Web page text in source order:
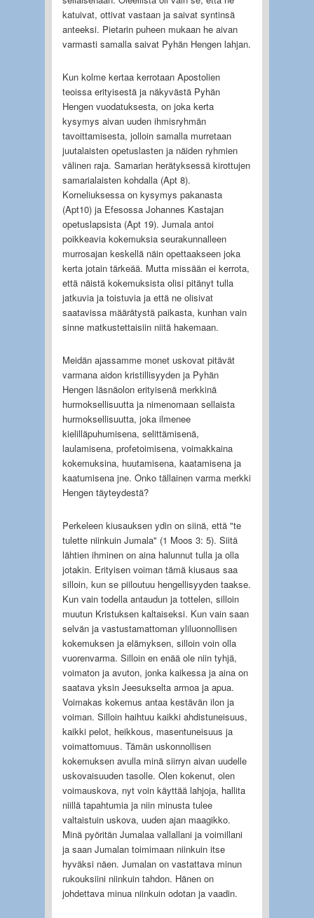
katuivat, ottivat vastaan ja saivat syntinsä
anteeksi. Pietarin puheen mukaan he aivan
varmasti samalla saivat Pyhän Hengen lahjan.
Kun kolme kertaa kerrotaan Apostolien
teoissa erityisestä ja näkyvästä Pyhän
Hengen vuodatuksesta, on joka kerta
kysymys aivan uuden ihmisryhmän
tavoittamisesta, jolloin samalla murretaan
juutalaisten opetuslasten ja näiden ryhmien
välinen raja. Samarian herätyksessä kirottujen
samarialaisten kohdalla (Apt 8).
Korneliuksessa on kysymys pakanasta
(Apt10) ja Efesossa Johannes Kastajan
opetuslapsista (Apt 19). Jumala antoi
poikkeavia kokemuksia seurakunnalleen
murrosajan keskellä näin opettaakseen joka
kerta jotain tärkeää. Mutta missään ei kerrota,
että näistä kokemuksista olisi pitänyt tulla
jatkuvia ja toistuvia ja että ne olisivat
saatavissa määrätystä paikasta, kunhan vain
sinne matkustettaisiin niitä hakemaan.
Meidän ajassamme monet uskovat pitävät
varmana aidon kristillisyyden ja Pyhän
Hengen läsnäolon erityisenä merkkinä
hurmoksellisuutta ja nimenomaan sellaista
hurmoksellisuutta, joka ilmenee
kielilläpuhumisena, selittämisenä,
laulamisena, profetoimisena, voimakkaina
kokemuksina, huutamisena, kaatamisena ja
kaatumisena jne. Onko tällainen varma merkki
Hengen täyteydestä?
Perkeleen kiusauksen ydin on siinä, että "te
tulette niinkuin Jumala" (1 Moos 3: 5). Siitä
lähtien ihminen on aina halunnut tulla ja olla
jotakin. Erityisen voiman tämä kiusaus saa
silloin, kun se piiloutuu hengellisyyden taakse.
Kun vain todella antaudun ja tottelen, silloin
muutun Kristuksen kaltaiseksi. Kun vain saan
selvän ja vastustamattoman yliluonnollisen
kokemuksen ja elämyksen, silloin voin olla
vuorenvarma. Silloin en enää ole niin tyhjä,
voimaton ja avuton, jonka kaikessa ja aina on
saatava yksin Jeesukselta armoa ja apua.
Voimakas kokemus antaa kestävän ilon ja
voiman. Silloin haihtuu kaikki ahdistuneisuus,
kaikki pelot, heikkous, masentuneisuus ja
voimattomuus. Tämän uskonnollisen
kokemuksen avulla minä siirryn aivan uudelle
uskovaisuuden tasolle. Olen kokenut, olen
voimauskova, nyt voin käyttää lahjoja, hallita
niillä tapahtumia ja niin minusta tulee
valtaistuin uskova, uuden ajan maagikko.
Minä pyöritän Jumalaa vallallani ja voimillani
ja saan Jumalan toimimaan niinkuin itse
hyväksi näen. Jumalan on vastattava minun
rukouksiini niinkuin tahdon. Hänen on
johdettava minua niinkuin odotan ja vaadin.